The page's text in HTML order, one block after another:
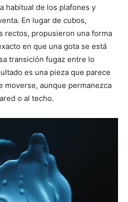
habitual de los plafones y
En lugar de cubos,
rectos, propusieron una forma
en que una gota se está
transición fugaz entre lo
es una pieza que parece
moverse, aunque permanezca
o al techo.